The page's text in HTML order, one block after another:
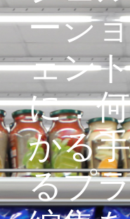
ーシ
ェン
に：
かる
るプ